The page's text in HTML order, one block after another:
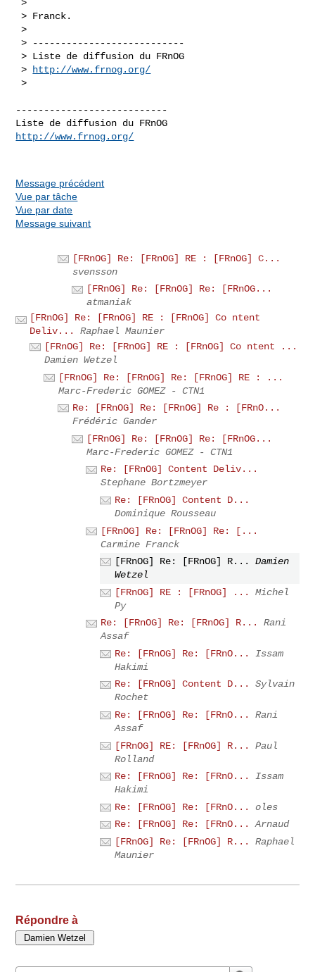
>
> Franck.
>
> ---------------------------
> Liste de diffusion du FRnOG
>
http://www.frnog.org/
>
---------------------------
http://www.frnog.org/
Message précédent
Vue par tâche
Vue par date
Message suivant
[FRnOG] Re: [FRnOG] RE : [FRnOG] C...
svensson
[FRnOG] Re: [FRnOG] Re: [FRnOG...
atmaniak
[FRnOG] Re: [FRnOG] RE : [FRnOG] Co ntent
Deliv...
Raphael Maunier
[FRnOG] Re: [FRnOG] RE : [FRnOG] Co ntent ...
Damien Wetzel
[FRnOG] Re: [FRnOG] Re: [FRnOG] RE : ...
Marc-Frederic GOMEZ - CTN1
Re: [FRnOG] Re: [FRnOG] Re : [FRnO...
Frédéric Gander
[FRnOG] Re: [FRnOG] Re: [FRnOG...
Marc-Frederic GOMEZ - CTN1
Re: [FRnOG] Content Deliv...
Stephane Bortzmeyer
Re: [FRnOG] Content D...
Dominique Rousseau
[FRnOG] Re: [FRnOG] Re: [...
Carmine Franck
[FRnOG] Re: [FRnOG] R...
Damien
Wetzel
[FRnOG] RE : [FRnOG] ...
Michel
Py
Re: [FRnOG] Re: [FRnOG] R...
Rani
Assaf
Re: [FRnOG] Re: [FRnO...
Issam
Hakimi
Re: [FRnOG] Content D...
Sylvain
Rochet
Re: [FRnOG] Re: [FRnO...
Rani
Assaf
[FRnOG] RE: [FRnOG] R...
Paul
Rolland
Re: [FRnOG] Re: [FRnO...
Issam
Hakimi
Re: [FRnOG] Re: [FRnO...
oles
Re: [FRnOG] Re: [FRnO...
Arnaud
[FRnOG] Re: [FRnOG] R...
Raphael
Maunier
Répondre à